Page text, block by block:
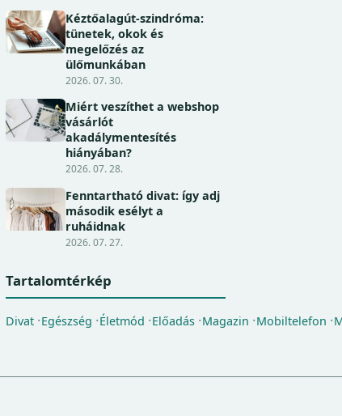
Kéztőalagút-szindróma:
tünetek, okok és
megelőzés az
ülőmunkában
2026. 07. 30.
Miért veszíthet a webshop
vásárlót
akadálymentesítés
hiányában?
2026. 07. 28.
Fenntartható divat: így adj
második esélyt a
ruháidnak
2026. 07. 27.
Tartalomtérkép
Divat Egészség Életmód Előadás Magazin Mobiltelefon